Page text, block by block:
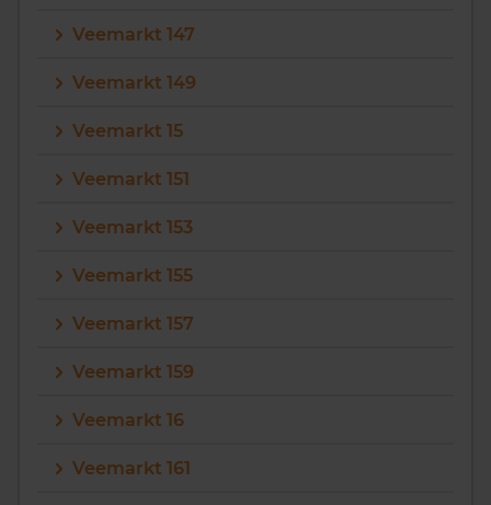
Veemarkt 147
Veemarkt 149
Veemarkt 15
Veemarkt 151
Veemarkt 153
Veemarkt 155
Veemarkt 157
Veemarkt 159
Veemarkt 16
Veemarkt 161